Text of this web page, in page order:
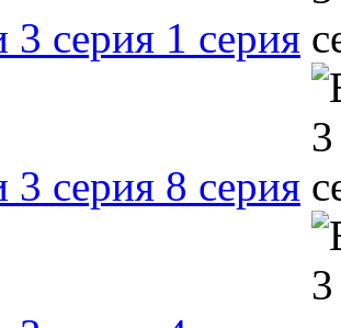
серия 1 серия
серия 8 серия